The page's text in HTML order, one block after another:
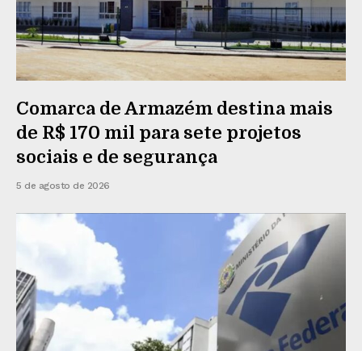
Comarca de Armazém destina mais
de R$ 170 mil para sete projetos
sociais e de segurança
5 de agosto de 2026